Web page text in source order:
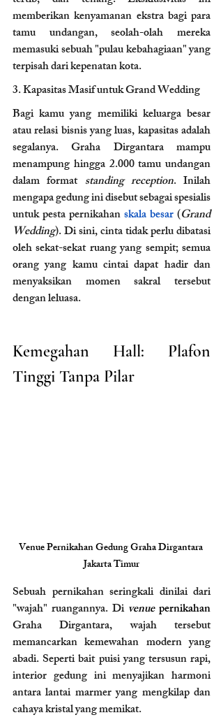
memberikan kenyamanan ekstra bagi para
tamu undangan, seolah-olah mereka
memasuki sebuah "pulau kebahagiaan" yang
terpisah dari kepenatan kota.
3. Kapasitas Masif untuk Grand Wedding
Bagi kamu yang memiliki keluarga besar
atau relasi bisnis yang luas, kapasitas adalah
segalanya. Graha Dirgantara mampu
menampung hingga 2.000 tamu undangan
dalam format standing reception. Inilah
mengapa gedung ini disebut sebagai spesialis
untuk pesta pernikahan skala besar (Grand
Wedding). Di sini, cinta tidak perlu dibatasi
oleh sekat-sekat ruang yang sempit; semua
orang yang kamu cintai dapat hadir dan
menyaksikan momen sakral tersebut
dengan leluasa.
Kemegahan Hall: Plafon
Tinggi Tanpa Pilar
Venue Pernikahan Gedung Graha Dirgantara
Jakarta Timur
Sebuah pernikahan seringkali dinilai dari
"wajah" ruangannya. Di venue
Graha Dirgantara, wajah tersebut
memancarkan kemewahan modern yang
abadi. Seperti bait puisi yang tersusun rapi,
interior gedung ini menyajikan harmoni
antara lantai marmer yang mengkilap dan
cahaya kristal yang memikat.